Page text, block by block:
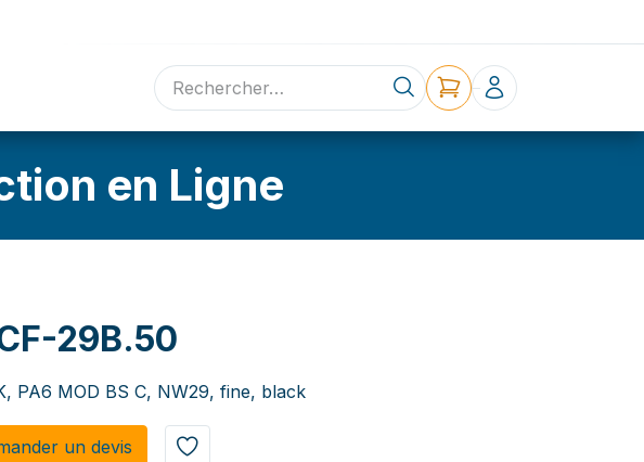
Sélection en ligne Contact
en Ligne
29B.50
PA6 MOD BS C, NW29, fine, black
un de​​vis​​